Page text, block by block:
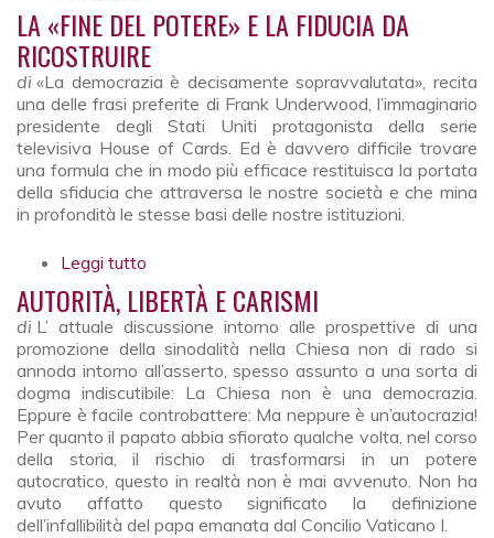
LA «FINE DEL POTERE» E LA FIDUCIA DA
RICOSTRUIRE
di «La democrazia è decisamente sopravvalutata», recita
una delle frasi preferite di Frank Underwood, l’immaginario
presidente degli Stati Uniti protagonista della serie
televisiva House of Cards. Ed è davvero difficile trovare
una formula che in modo più efficace restituisca la portata
della sfiducia che attraversa le nostre società e che mina
in profondità le stesse basi delle nostre istituzioni.
Leggi tutto
ricostruire
AUTORITÀ, LIBERTÀ E CARISMI
di L’ attuale discussione intorno alle prospettive di una
promozione della sinodalità nella Chiesa non di rado si
annoda intorno all’asserto, spesso assunto a una sorta di
dogma indiscutibile: La Chiesa non è una democrazia.
Eppure è facile controbattere: Ma neppure è un’autocrazia!
Per quanto il papato abbia sfiorato qualche volta, nel corso
della storia, il rischio di trasformarsi in un potere
autocratico, questo in realtà non è mai avvenuto. Non ha
avuto affatto questo significato la definizione
dell’infallibilità del papa emanata dal Concilio Vaticano I.